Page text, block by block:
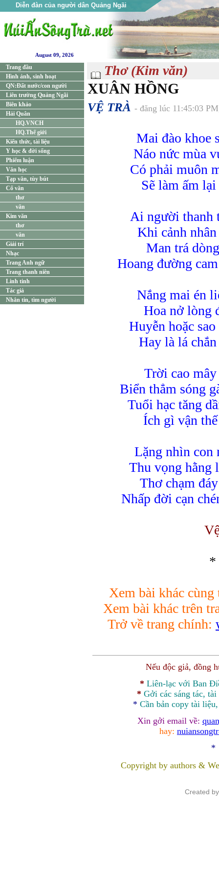
Diễn đàn của người dân Quảng Ngãi
August 09, 2026
Trang đầu
Hình ảnh, sinh hoạt
QN:Đất nước/con người
Liên trường Quảng Ngãi
Biên khảo
Hải Quân
HQ.VNCH
HQ.Thế giới
Kiến thức, tài liệu
Y học & đời sống
Phiếm luận
Văn học
Tạp văn, tùy bút
Cổ văn
thơ
văn
Kim văn
thơ
văn
Giải trí
Nhạc
Trang Anh ngữ
Trang thanh niên
Linh tinh
Tác giả
Nhắn tin, tìm người
Thơ (Kim văn)
XUÂN HỒNG
VỆ TRÀ - đăng lúc 11:45:03
Mai đào khoe
Náo nức mùa
Có phải muôn
Sẽ làm ấm
Ai người thanh
Khi cảnh
Man trá
Hoang đường
Nắng mai én
Hoa nở lòng
Huyễn hoặc
Hay là lá
Trời cao
Biển thẳm sóng
Tuổi hạc tăng
Ích gì vận
Lặng nhìn con
Thu vọng hằng
Thơ chạm
Nhấp đời cạn
*
Xem bài khác cùng
Xem bài khác trên
Trở về trang chính:
Nếu độc giả, đồng
* Liên-lạc với Ban
* Gởi các sáng tác,
* Cần bản copy tài
Xin gởi email về:
hay:
*
Copyright by authors &
Created